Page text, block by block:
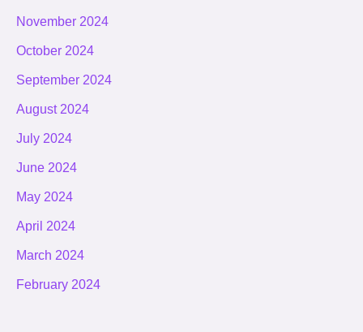
November 2024
October 2024
September 2024
August 2024
July 2024
June 2024
May 2024
April 2024
March 2024
February 2024